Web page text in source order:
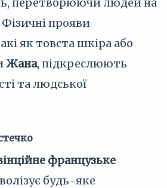
прояви
як товста шкіра або
Жана, підкреслюють
та людської
французьке
будь-яке